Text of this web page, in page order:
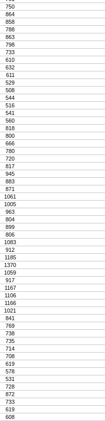
750
864
858
788
863
798
733
610
632
611
529
508
544
516
541
560
818
800
666
780
720
817
945
883
871
1061
1005
963
804
899
806
1083
912
1185
1370
1059
917
1167
1106
1166
1021
841
769
738
735
714
708
619
578
531
728
872
733
619
608